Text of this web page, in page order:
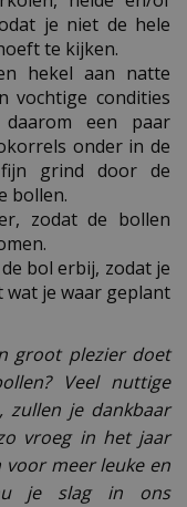
je niet de hele
te kijken.
hekel aan natte
vochtige condities
een paar
onder in de
grind door de
bollen.
zodat de bollen
bol erbij, zodat je
je waar geplant
groot plezier doet
Veel nuttige
zullen je dankbaar
vroeg in het jaar
meer leuke en
je slag in
ons